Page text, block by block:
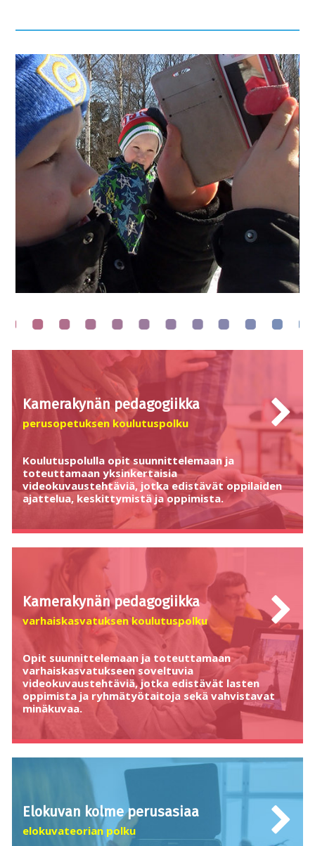
Kamerakynän pedagogiikka
perusopetuksen koulutuspolku
Koulutuspolulla opit suunnittelemaan ja
toteuttamaan yksinkertaisia
videokuvaustehtäviä, jotka edistävät oppilaiden
ajattelua, keskittymistä ja oppimista.
Kamerakynän pedagogiikka
varhaiskasvatuksen koulutuspolku
Opit suunnittelemaan ja toteuttamaan
varhaiskasvatukseen soveltuvia
videokuvaustehtäviä, jotka edistävät lasten
oppimista ja ryhmätyötaitoja sekä vahvistavat
minäkuvaa.
Elokuvan kolme perusasiaa
elokuvateorian polku